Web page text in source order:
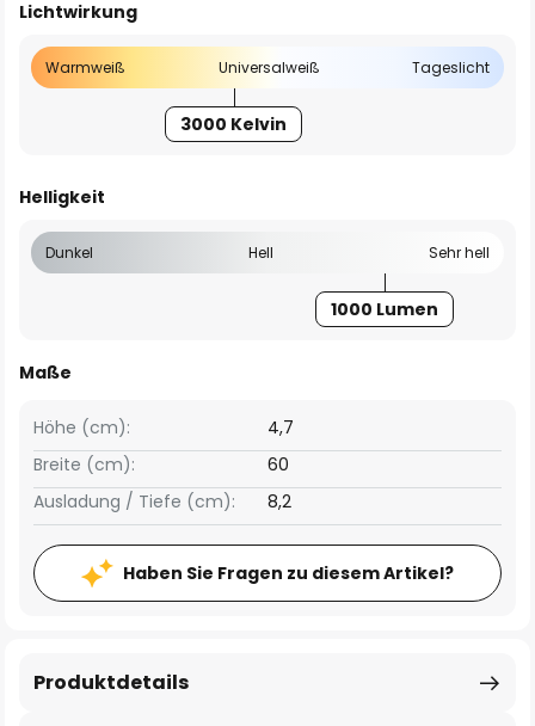
Lichtwirkung
Warmweiß Universalweiß Tageslicht
3000 Kelvin
Helligkeit
Dunkel Hell Sehr hell
1000 Lumen
Maße
Breite (cm): 60
Höhe (cm): 4,7
Ausladung / Tiefe (cm): 8,2
Haben Sie Fragen zu diesem Artikel?
Produktdetails